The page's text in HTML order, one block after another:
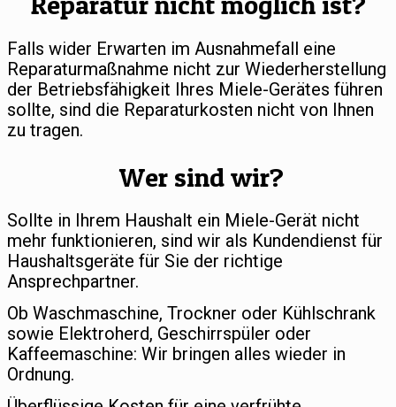
Falls wider Erwarten im Ausnahmefall eine
Reparaturmaßnahme nicht zur Wiederherstellung
der Betriebsfähigkeit Ihres Miele-Gerätes führen
sollte, sind die Reparaturkosten nicht von Ihnen
zu tragen.
Wer sind wir?
Sollte in Ihrem Haushalt ein Miele-Gerät nicht
mehr funktionieren, sind wir als Kundendienst für
Haushaltsgeräte für Sie der richtige
Ansprechpartner.
Ob Waschmaschine, Trockner oder Kühlschrank
sowie Elektroherd, Geschirrspüler oder
Kaffeemaschine: Wir bringen alles wieder in
Ordnung.